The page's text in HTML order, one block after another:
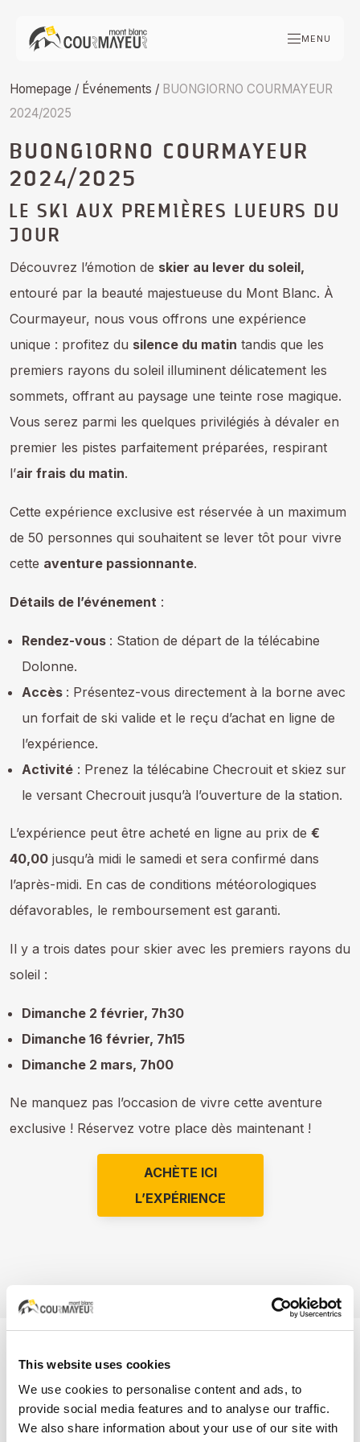
This website uses cookies
We use cookies to personalise content and ads, to
provide social media features and to analyse our traffic.
We also share information about your use of our site with
MENU
Homepage / Événements / BUONGIORNO COURMAYEUR
2024/2025
BUONGIORNO COURMAYEUR
2024/2025
LE SKI AUX PREMIÈRES LUEURS DU
JOUR
Découvrez l’émotion de skier au lever du soleil,
entouré par la beauté majestueuse du Mont Blanc. À
Courmayeur, nous vous offrons une expérience
unique : profitez du silence du matin tandis que les
premiers rayons du soleil illuminent délicatement les
sommets, offrant au paysage une teinte rose magique.
Vous serez parmi les quelques privilégiés à dévaler en
premier les pistes parfaitement préparées, respirant
l’air frais du matin.
Cette expérience exclusive est réservée à un maximum
de 50 personnes qui souhaitent se lever tôt pour vivre
cette aventure passionnante.
Détails de l’événement :
Rendez-vous : Station de départ de la télécabine
Dolonne.
Accès : Présentez-vous directement à la borne avec
un forfait de ski valide et le reçu d’achat en ligne de
l’expérience.
Activité : Prenez la télécabine Checrouit et skiez sur
le versant Checrouit jusqu’à l’ouverture de la station.
L’expérience peut être acheté en ligne au prix de €
40,00 jusqu’à midi le samedi et sera confirmé dans
l’après-midi. En cas de conditions météorologiques
défavorables, le remboursement est garanti.
Il y a trois dates pour skier avec les premiers rayons du
soleil :
Dimanche 2 février, 7h30
Dimanche 16 février, 7h15
Dimanche 2 mars, 7h00
Ne manquez pas l’occasion de vivre cette aventure
exclusive ! Réservez votre place dès maintenant !
ACHÈTE ICI
L’EXPÉRIENCE
ABONNEZ-VOUS À NOTRE
NEWSLETTER
Resteztoujours au courantdesdernières nouvelles